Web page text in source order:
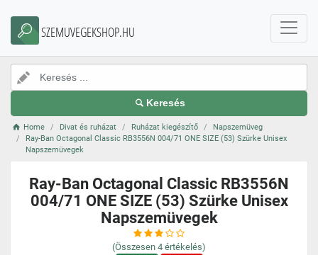
SZEMUVEGEKSHOP.HU
Keresés
Home Divat és ruházat Ruházat kiegészítő
Napszemüveg
Ray-Ban Octagonal Classic RB3556N 004/71 ONE SIZE (53) Szürke Unisex
Napszemüvegek
Ray-Ban Octagonal Classic RB3556N
004/71 ONE SIZE (53) Szürke Unisex
Napszemüvegek
(Összesen 4 értékelés)